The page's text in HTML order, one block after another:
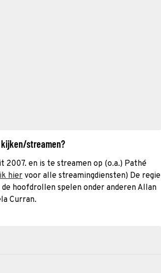
kijken/streamen?
2007. en is te streamen op (o.a.) Pathé
hiervoor alle streamingdiensten) De regie
de hoofdrollen spelen onder anderen Allan
Curran.